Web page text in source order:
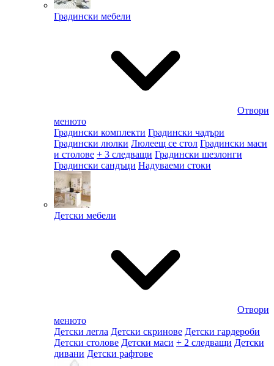
Градински мебели
Отвори
менюто
Градински комплекти Градински чадъри
Градински люлки Люлеещ се стол Градински маси
и столове + 3 следващи Градински шезлонги
Градински сандъци Надуваеми стоки
Детски мебели
Отвори
менюто
Детски легла Детски скринове Детски гардероби
Детски столове Детски маси + 2 следващи Детски
дивани Детски рафтове